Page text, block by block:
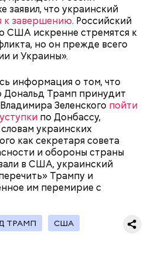
заявил, что украинский
к завершению. Российский
США искренне стремятся к
но он прежде всего
и Украины».
информация о том, что
Дональд Трамп принудит
Зеленского пойти
по Донбассу,
украинских
как секретаря совета
и обороны страны
в США, украинский
Трампу и
им перемирие с
ТРАМП США
менеджера, занимался
продуктов. В 2000
Гейтса на посту
Им он оставался до 2014
поста, но остался
Сейчас его состояние
долларов.
Голливуд
что Носс была в здравом
что когда в
что она теперь
ныне живущих людей,
«Ну и что?». Сама
ее долголетия
беспокойства по поводу
отметить, что ей в том
в роду женщины
Сара не имела